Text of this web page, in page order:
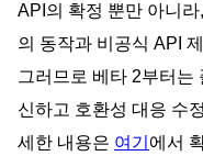
API의 확정 뿐만 아니
의 동작과 비공식 API
그러므로 베타 2부터는
신하고 호환성 대응 수
세한 내용은 여기 에서